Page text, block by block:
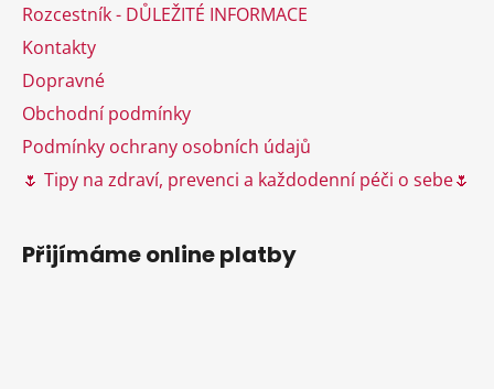
Rozcestník - DŮLEŽITÉ INFORMACE
Kontakty
Dopravné
Obchodní podmínky
Podmínky ochrany osobních údajů
🌷 Tipy na zdraví, prevenci a každodenní péči o sebe🌷
Přijímáme online platby